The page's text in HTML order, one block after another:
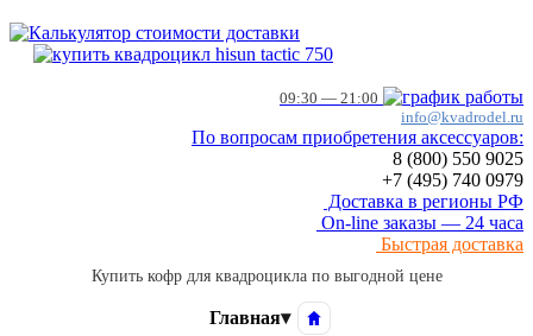
09:30 — 21:00
info@kvadrodel.ru
По вопросам приобретения аксессуаров:
8 (800) 550 9025
+7 (495) 740 0979
Доставка в регионы РФ
On-line заказы — 24 часа
Быстрая доставка
Купить кофр для квадроцикла по выгодной цене
Главная▾